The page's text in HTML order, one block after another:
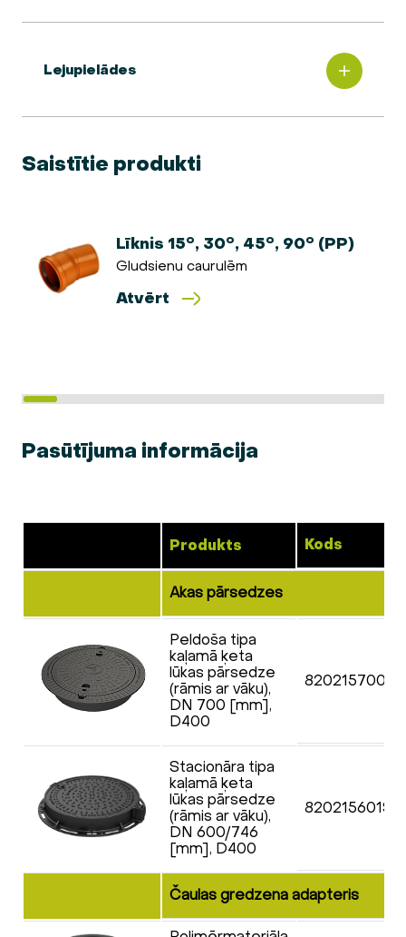
Lejupielādes
Saistītie produkti
Līknis 15°, 30°, 45°, 90° (PP)
Gludsienu caurulēm
Atvērt
Pasūtījuma informācija
Produkts Kods
Akas pārsedzes
Peldoša tipa
kaļamā ķeta
lūkas pārsedze
(rāmis ar vāku),
DN 700 [mm],
D400
Stacionāra tipa
kaļamā ķeta
lūkas pārsedze
(rāmis ar vāku),
DN 600/746
[mm], D400
Čaulas gredzena adapteris